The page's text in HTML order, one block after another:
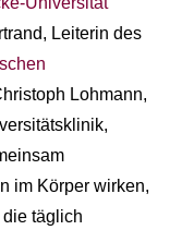
Leiterin des
Lohmann,
im Körper wirken,
täglich